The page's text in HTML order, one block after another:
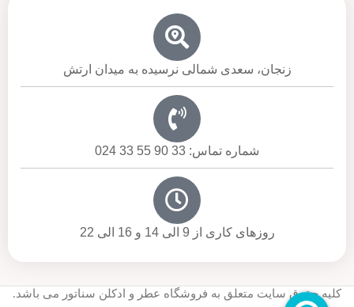
زنجان، سعدی شمالی نرسیده به میدان ارتش
شماره تماس: 33 90 55 33 024
روزهای کاری از 9 الی 14 و 16 الی 22
کلیه حقوق سایت متعلق به فروشگاه عطر و ادکلن سناتور می باشد.